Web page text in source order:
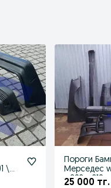
\
Пороги
Мерседес
w202 w210
25 000 тг.